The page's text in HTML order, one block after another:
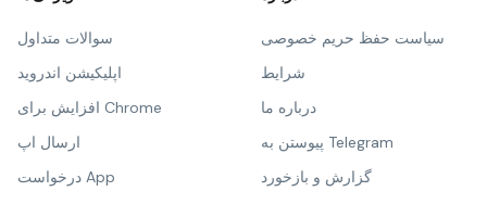
سوالات متداول
اپلیکیشن اندروید
افزایش برای Chrome
ارسال اپ
درخواست App
سیاست حفظ حریم خصوصی
شرایط
درباره ما
پیوستن به Telegram
گزارش و بازخورد